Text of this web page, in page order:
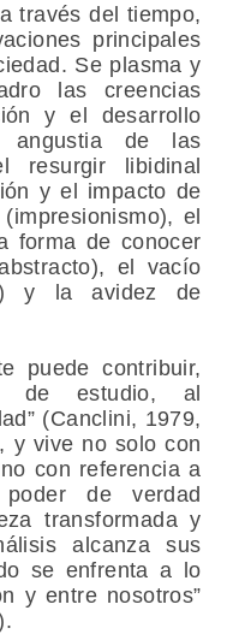
través del tiempo,
principales
Se plasma y
las creencias
y el desarrollo
angustia de las
resurgir libidinal
y el impacto de
el
forma de conocer
el vacío
y la avidez de
puede contribuir,
de estudio, al
(Canclini, 1979,
y vive no solo con
con referencia a
de verdad
transformada y
alcanza sus
se enfrenta a lo
y entre nosotros”